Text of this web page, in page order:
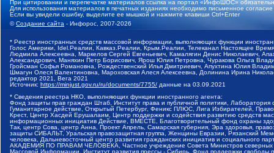
При цитировании и перепечатке материалов ссылка на портал «ИнфоШОС»
Для использования материалов в печатных изданиях необходимо письменное
Если вы увидели ошибку, выделите ее мышкой и нажмите клавиши Ctrl+Enter
©Создание сайта - Инфорос, 2007-2026
* Реестр иностранных средств массовой информации, выполняющих функции
Голос Америки, Idel.Реалии, Кавказ.Реалии, Крым.Реалии, Телеканал Настоящее
Людмила Алексеевна, Маркелов Сергей Евгеньевич, Камалягин Денис Николаевич,
Александрович, Маняхин Петр Борисович, Ярош Юлия Петровна, Чуракова Ольга
Гройсман Софья Романовна, Рождественский Илья Дмитриевич, Апухтина Юлия
Шмагун Олеся Валентиновна, Мароховская Алеся Алексеевна, Долинина Ирина
редактор 2021, Вега 2021
Источник: https://minjust.gov.ru/ru/documents/7755/ данные на 03.09.2021
* Сведения реестра НКО, выполняющих функции иностранного агента:
Фонд защиты прав граждан Штаб, Институт права и публичной политики,
Гуманитарное действие, Открытый Петербург, Феникс ПЛЮС, Лига Избирателей,
Крест, Центр Хасдей Ерушалаим, Центр поддержки и содействия развитию средств
информационных инициатив Действие, ВМЕСТЕ, Благотворительный фонд охраны
Так, центр Сова, центр Анна, Проект Апрель, Самарская губерния, Эра здоровья,
защиты СИБАЛЬТ, Уральская правозащитная группа, Женщины Евразии, Рязанский
человека, Дальневосточный центр развития гражданских инициатив и социального
АКАДЕМИЯ ПО ПРАВАМ ЧЕЛОВЕКА, Частное учреждение Совета Министров северных
Массовой Информации, Институт развития прессы - Сибирь, Фонд поддержки